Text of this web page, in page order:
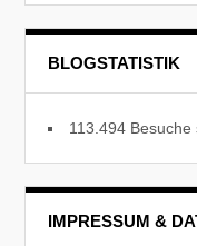
BLOGSTATISTIK
113.494 Besuche
IMPRESSUM &